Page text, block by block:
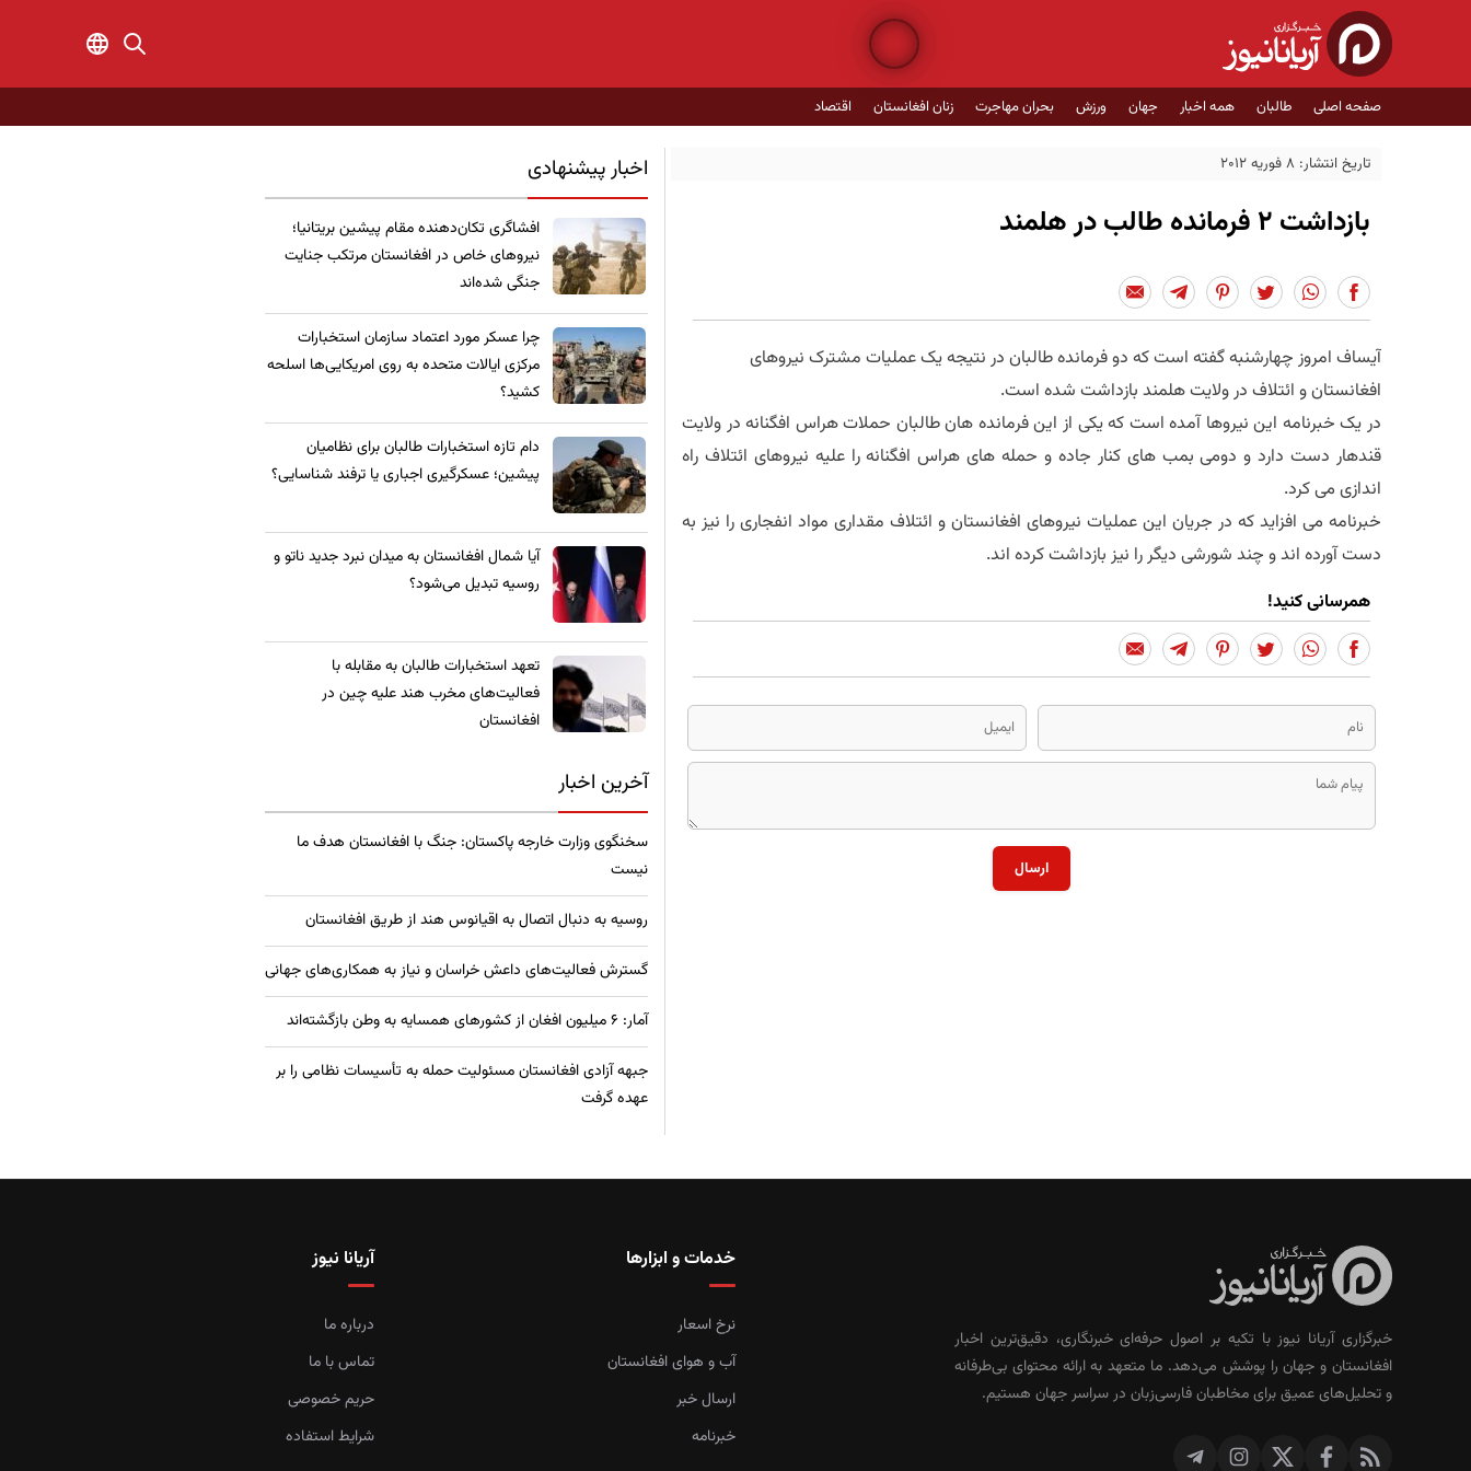
صفحه اصلی طالبان همه اخبار جهان ورزش بحران مهاجرت زنان افغانستان اقتصاد
تاریخ انتشار: 8 فوریه 2012
بازداشت 2 فرمانده طالب در هلمند
آیساف امروز چهارشنبه گفته است که دو فرمانده طالبان در نتیجه یک عملیات مشترک نیروهای
افغانستان و ائتلاف در ولایت هلمند بازداشت شده است.
در یک خبرنامه این نیروها آمده است که یکی از این فرمانده هان طالبان حملات هراس افگنانه در ولایت
قندهار دست دارد و دومی بمب های کنار جاده و حمله های هراس افگنانه را علیه نیروهای ائتلاف راه
اندازی می کرد.
خبرنامه می افزاید که در جریان این عملیات نیروهای افغانستان و ائتلاف مقداری مواد انفجاری را نیز به
دست آورده اند و چند شورشی دیگر را نیز بازداشت کرده اند.
همرسانی کنید!
ارسال
اخبار پیشنهادی
​افشاگری تکان‌دهنده مقام پیشین بریتانیا؛
نیروهای خاص در افغانستان مرتکب جنایت
جنگی شده‌اند
چرا عسکر مورد اعتماد سازمان استخبارات
مرکزی ایالات متحده به روی امریکایی‌ها اسلحه
کشید؟
​دام تازه استخبارات طالبان برای نظامیان
پیشین؛ عسکرگیری اجباری یا ترفند شناسایی؟
​آیا شمال افغانستان به میدان نبرد جدید ناتو و
روسیه تبدیل می‌شود؟
تعهد استخبارات طالبان به مقابله با
فعالیت‌های مخرب هند علیه چین در
افغانستان
آخرین اخبار
سخنگوی وزارت خارجه پاکستان: جنگ با افغانستان هدف ما
نیست
روسیه به دنبال اتصال به اقیانوس هند از طریق افغانستان
گسترش فعالیت‌های داعش خراسان و نیاز به همکاری‌های جهانی
آمار: ۶ میلیون افغان از کشورهای همسایه به وطن بازگشته‌اند
جبهه آزادی افغانستان مسئولیت حمله به تأسیسات نظامی را بر
عهده گرفت
خبرگزاری آریانا نیوز با تکیه بر اصول حرفه‌ای خبرنگاری، دقیق‌ترین اخبار
افغانستان و جهان را پوشش می‌دهد. ما متعهد به ارائه محتوای بی‌طرفانه
و تحلیل‌های عمیق برای مخاطبان فارسی‌زبان در سراسر جهان هستیم.
خدمات و ابزارها
نرخ اسعار
آب و هوای افغانستان
ارسال خبر
خبرنامه
آریانا نیوز
درباره ما
تماس با ما
حریم خصوصی
شرایط استفاده